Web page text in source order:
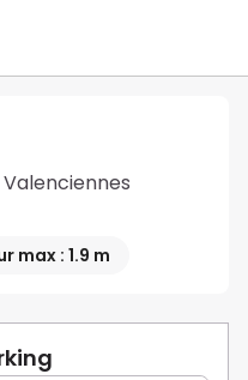
Valenciennes
max : 1.9 m